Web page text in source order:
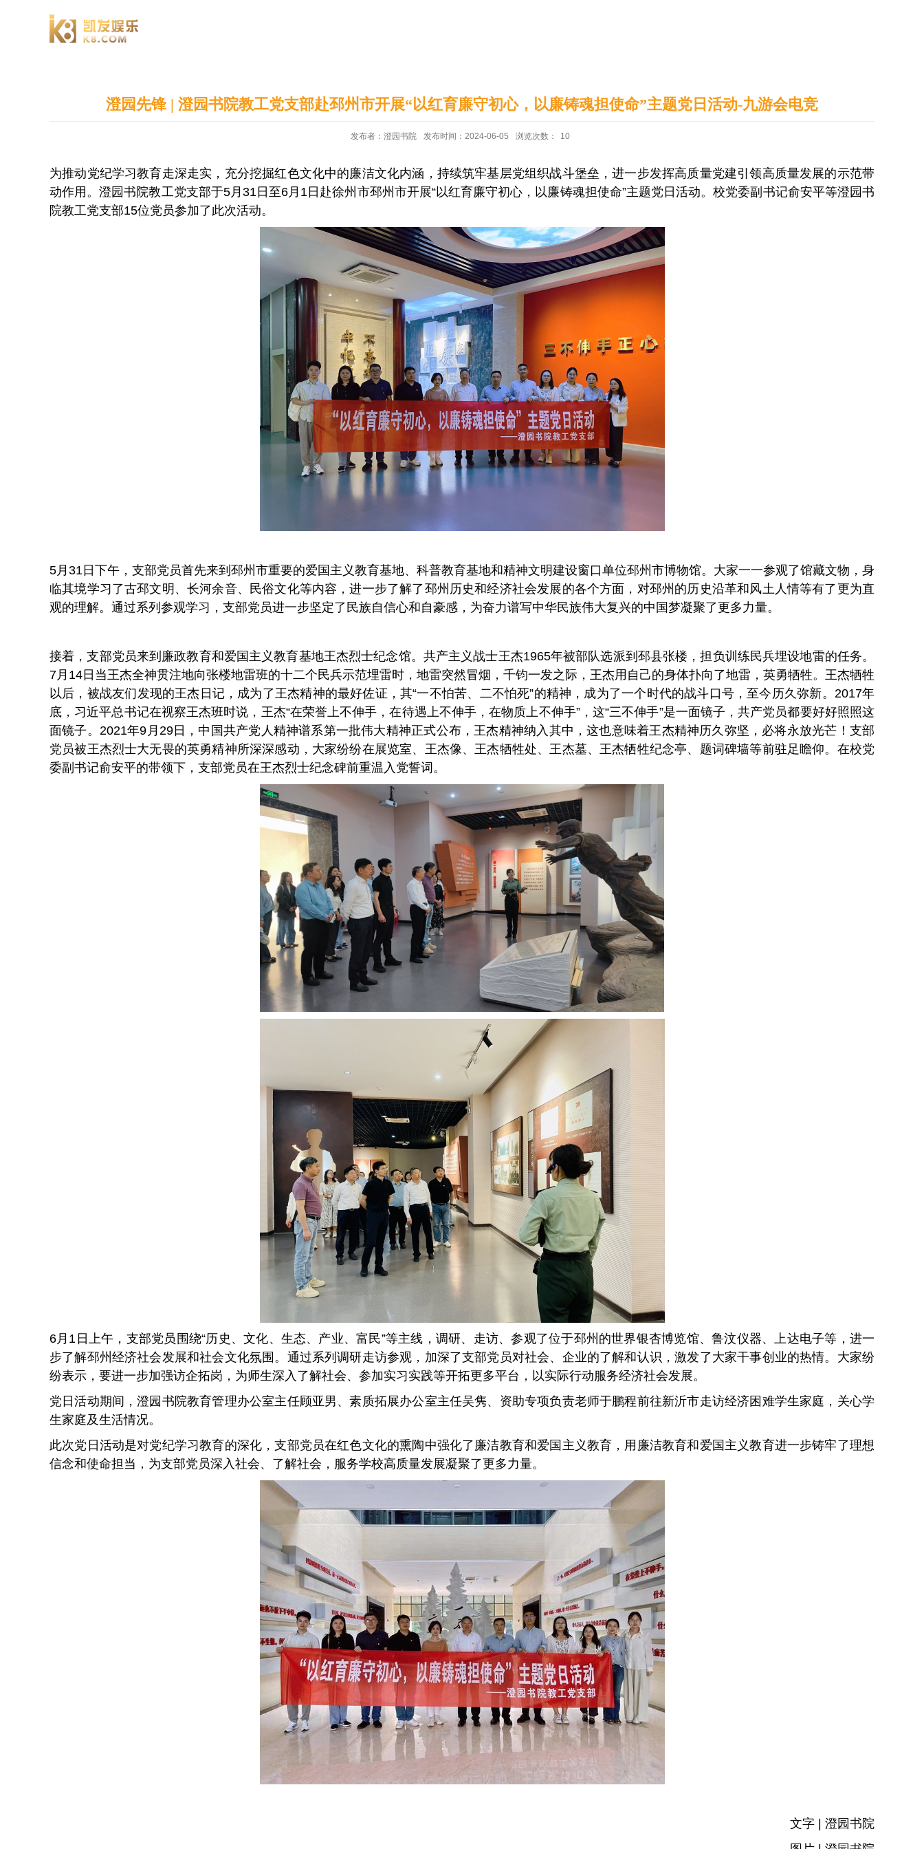
澄园先锋 | 澄园书院教工党支部赴邳州市开展“以红育廉守初心，以廉铸魂担使命”主题党日活动-九游会电竞
发布者：澄园书院 发布时间：2024-06-05 浏览次数： 10
为推动党纪学习教育走深走实，充分挖掘红色文化中的廉洁文化内涵，持续筑牢基层党组织战斗堡垒，进一步发挥高质量党建引领高质量发展的示范带
动作用。澄园书院教工党支部于5月31日至6月1日赴徐州市邳州市开展“以红育廉守初心，以廉铸魂担使命”主题党日活动。校党委副书记俞安平等澄园书
院教工党支部15位党员参加了此次活动。
5月31日下午，支部党员首先来到邳州市重要的爱国主义教育基地、科普教育基地和精神文明建设窗口单位邳州市博物馆。大家一一参观了馆藏文物，身
临其境学习了古邳文明、长河余音、民俗文化等内容，进一步了解了邳州历史和经济社会发展的各个方面，对邳州的历史沿革和风土人情等有了更为直
观的理解。通过系列参观学习，支部党员进一步坚定了民族自信心和自豪感，为奋力谱写中华民族伟大复兴的中国梦凝聚了更多力量。
接着，支部党员来到廉政教育和爱国主义教育基地王杰烈士纪念馆。共产主义战士王杰1965年被部队选派到邳县张楼，担负训练民兵埋设地雷的任务。
7月14日当王杰全神贯注地向张楼地雷班的十二个民兵示范埋雷时，地雷突然冒烟，千钧一发之际，王杰用自己的身体扑向了地雷，英勇牺牲。王杰牺牲
以后，被战友们发现的王杰日记，成为了王杰精神的最好佐证，其“一不怕苦、二不怕死”的精神，成为了一个时代的战斗口号，至今历久弥新。2017年
底，习近平总书记在视察王杰班时说，王杰“在荣誉上不伸手，在待遇上不伸手，在物质上不伸手”，这“三不伸手”是一面镜子，共产党员都要好好照照这
面镜子。2021年9月29日，中国共产党人精神谱系第一批伟大精神正式公布，王杰精神纳入其中，这也意味着王杰精神历久弥坚，必将永放光芒！支部
党员被王杰烈士大无畏的英勇精神所深深感动，大家纷纷在展览室、王杰像、王杰牺牲处、王杰墓、王杰牺牲纪念亭、题词碑墙等前驻足瞻仰。在校党
委副书记俞安平的带领下，支部党员在王杰烈士纪念碑前重温入党誓词。
6月1日上午，支部党员围绕“历史、文化、生态、产业、富民”等主线，调研、走访、参观了位于邳州的世界银杏博览馆、鲁汶仪器、上达电子等，进一
步了解邳州经济社会发展和社会文化氛围。通过系列调研走访参观，加深了支部党员对社会、企业的了解和认识，激发了大家干事创业的热情。大家纷
纷表示，要进一步加强访企拓岗，为师生深入了解社会、参加实习实践等开拓更多平台，以实际行动服务经济社会发展。
党日活动期间，澄园书院教育管理办公室主任顾亚男、素质拓展办公室主任吴隽、资助专项负责老师于鹏程前往新沂市走访经济困难学生家庭，关心学
生家庭及生活情况。
此次党日活动是对党纪学习教育的深化，支部党员在红色文化的熏陶中强化了廉洁教育和爱国主义教育，用廉洁教育和爱国主义教育进一步铸牢了理想
信念和使命担当，为支部党员深入社会、了解社会，服务学校高质量发展凝聚了更多力量。
文字 | 澄园书院